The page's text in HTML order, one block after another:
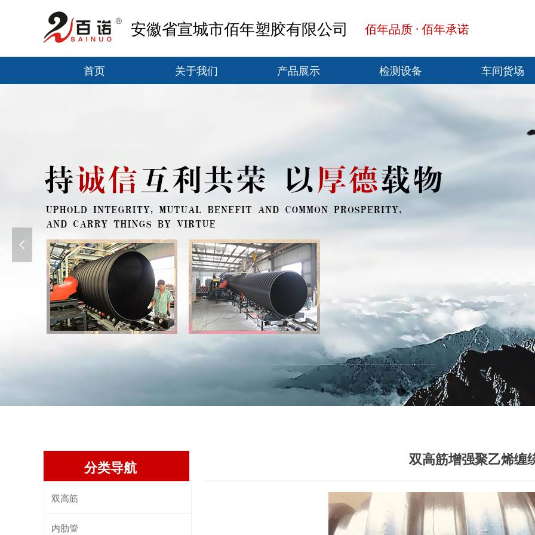
넳
首页 关于我们 产品展示 检测设备 车间货场
安徽省宣城市佰年塑胶有限公司 佰年品质 · 佰年承诺
双高筋增强聚乙烯缠
分类导航
双高筋
内肋管